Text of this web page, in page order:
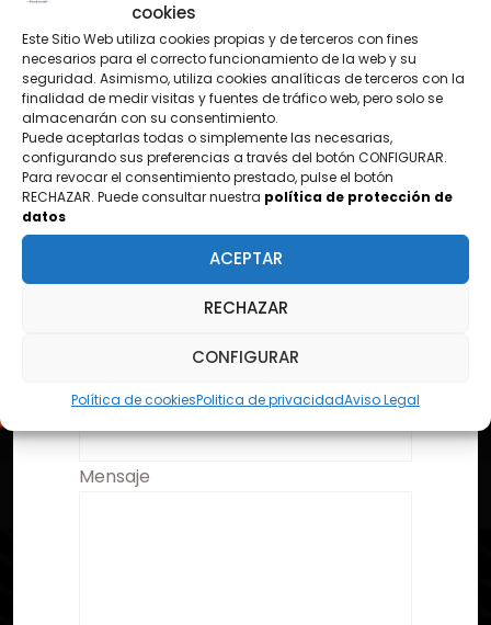
cookies
Este Sitio Web utiliza cookies propias y de terceros con fines
necesarios para el correcto funcionamiento de la web y su
seguridad. Asimismo, utiliza cookies analíticas de terceros con la
finalidad de medir visitas y fuentes de tráfico web, pero solo se
almacenarán con su consentimiento.
Puede aceptarlas todas o simplemente las necesarias,
configurando sus preferencias a través del botón CONFIGURAR.
Para revocar el consentimiento prestado, pulse el botón
RECHAZAR. Puede consultar nuestra política de protección de
datos
ACEPTAR
RECHAZAR
CONFIGURAR
Política de cookiesPolitica de privacidadAviso Legal
CONTÁCTANOS
¿TIENES PREGUNTAS?
Nombre
Email
Mensaje